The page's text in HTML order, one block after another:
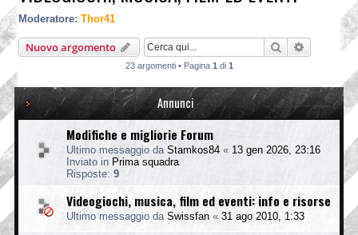
Moderatore: Thor41
Nuovo argomento Cerca Ricerca
23 argomenti • Pagina 1 di 1
Annunci
Modifiche e migliorie Forum
Ultimo messaggio da Stamkos84 « 13 gen 2026, 23:16
Inviato in Prima squadra
Risposte: 9
Videogiochi, musica, film ed eventi: info e risorse
Ultimo messaggio da Swissfan « 31 ago 2010, 1:33